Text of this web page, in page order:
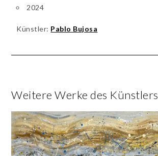
2024
Künstler: Pablo Bujosa
Weitere Werke des Künstlers